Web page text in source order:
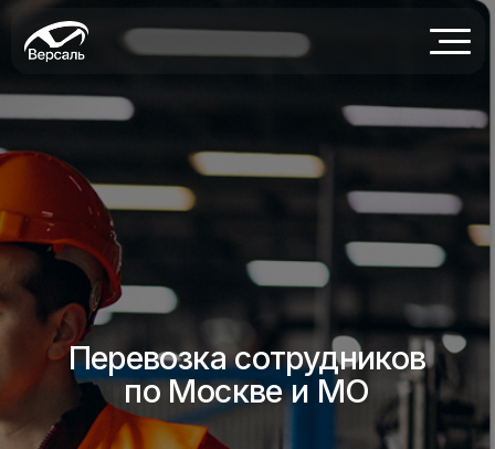
Организованно и надежно доставляем
персонал на работу и обратно
Перевозка сотрудников
по Москве и МО